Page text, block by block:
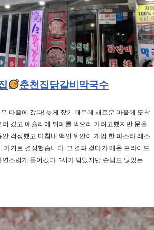
춘천집닭갈비막국수
마을에 갔다! 늦게 잤기 때문에 새로운 마을에 도착
갔고 애슐리에 뷔페를 먹으러 가려고했지만 문을
걱정했고 마침내 백인 위안이 개업 한 파스타 레스
가기로 결정했습니다. 그 결과 걷다가 매운 프라이드
스럽게 들어갔다. 5시가 넘었지만 손님도 많았는